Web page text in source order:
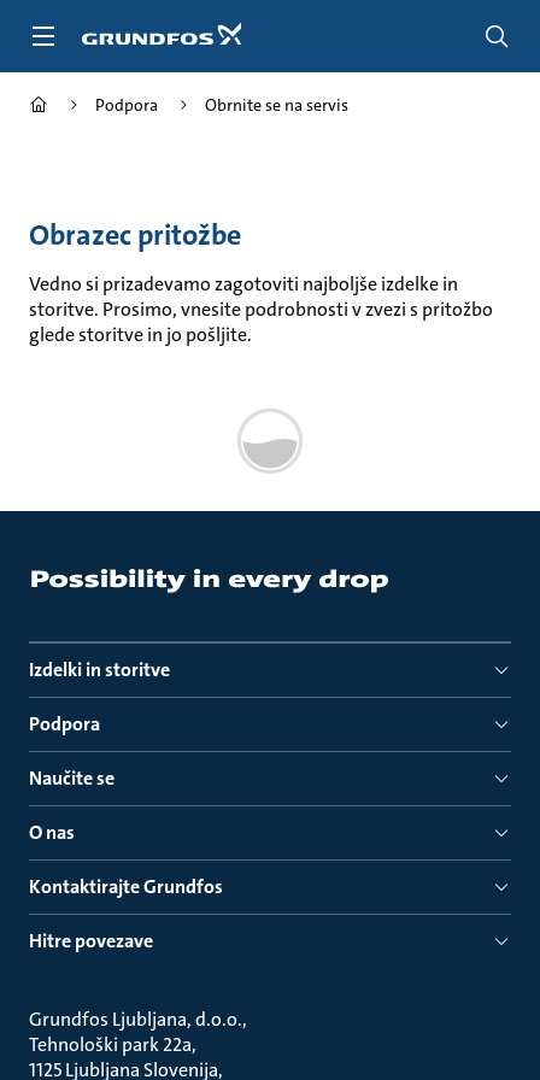
Podpora Obrnite se na servis
Obrazec pritožbe
Vedno si prizadevamo zagotoviti najboljše izdelke in
storitve. Prosimo, vnesite podrobnosti v zvezi s pritožbo
glede storitve in jo pošljite.
Izdelki in storitve
Podpora
Naučite se
O nas
Kontaktirajte Grundfos
Hitre povezave
Grundfos Ljubljana, d.o.o.
Tehnološki park 22a
1125 Ljubljana Slovenija